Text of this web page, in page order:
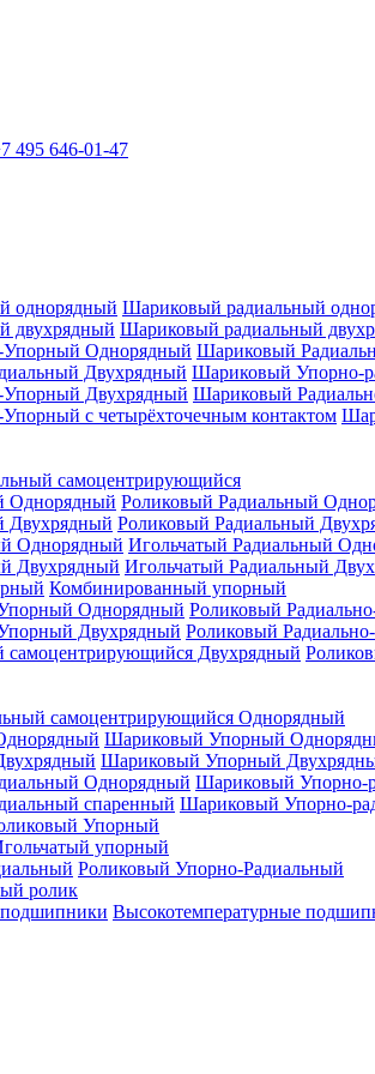
495 646-01-47
Шариковый радиальный
Шариковый радиальный
Шариковый
Шариковый Упорно-
Шариковый
самоцентрирующийся
Роликовый Радиальный
Роликовый Радиальный
Игольчатый Радиальный
Игольчатый Радиальный
Комбинированный упорный
Роликовый
Роликовый
самоцентрирующийся Однорядный
Шариковый Упорный
Шариковый Упорный
Шариковый Упорно-
Шариковый Упорно-
Упорный
упорный
Роликовый Упорно-Радиальный
ролик
Высокотемпературные